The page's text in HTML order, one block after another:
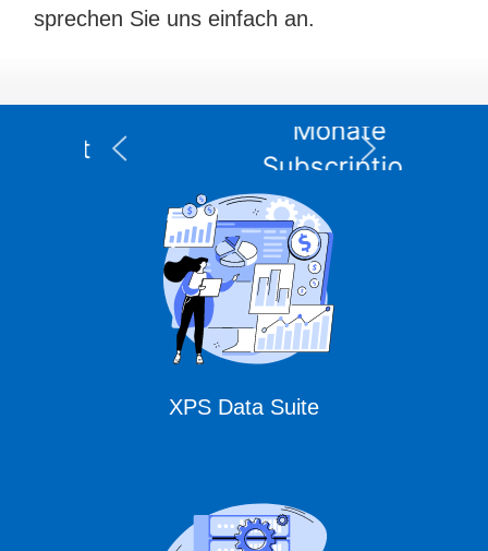
sprechen Sie uns einfach an.
Subscription
einschließlich
integriertem DBMS
XPS Data Suite